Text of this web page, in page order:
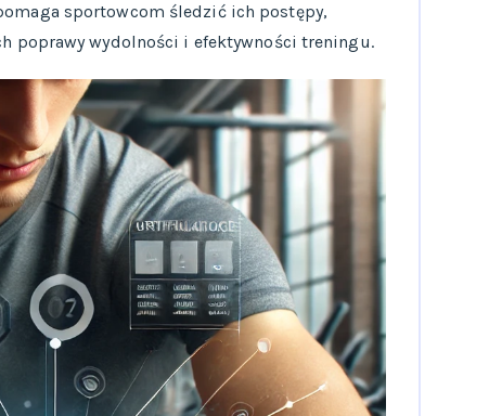
sportowcom śledzić ich postępy,
poprawy wydolności i efektywności treningu.